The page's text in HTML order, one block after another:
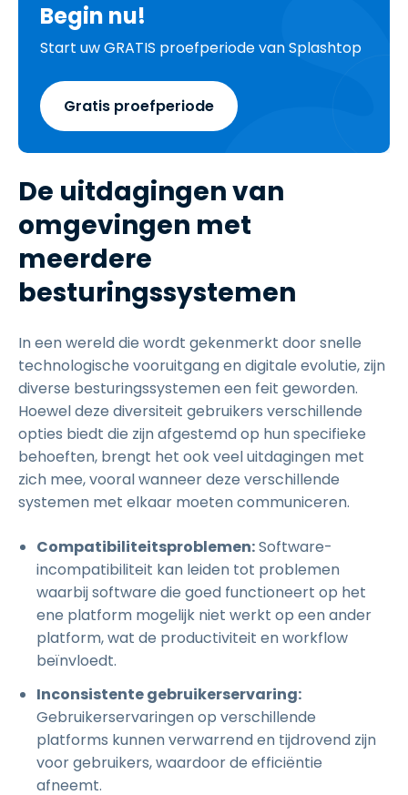
Begin nu!
Start uw GRATIS proefperiode van Splashtop
Gratis proefperiode
De uitdagingen van
omgevingen met
meerdere
besturingssystemen
In een wereld die wordt gekenmerkt door snelle
technologische vooruitgang en digitale evolutie, zijn
diverse besturingssystemen een feit geworden.
Hoewel deze diversiteit gebruikers verschillende
opties biedt die zijn afgestemd op hun specifieke
behoeften, brengt het ook veel uitdagingen met
zich mee, vooral wanneer deze verschillende
systemen met elkaar moeten communiceren.
Compatibiliteitsproblemen:Software-
incompatibiliteit kan leiden tot problemen
waarbij software die goed functioneert op het
ene platform mogelijk niet werkt op een ander
platform, wat de productiviteit en workflow
beïnvloedt.
Inconsistente gebruikerservaring:
Gebruikerservaringen op verschillende
platforms kunnen verwarrend en tijdrovend zijn
voor gebruikers, waardoor de efficiëntie
afneemt.